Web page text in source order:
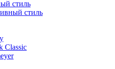
стиль
стиль
Classic